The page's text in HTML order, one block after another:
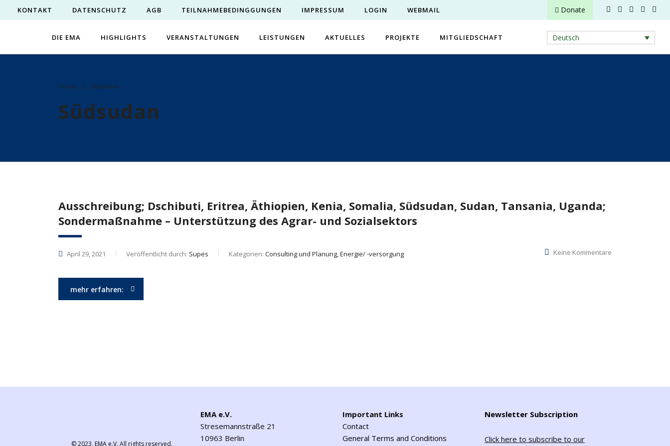
KONTAKT DATENSCHUTZ AGB TEILNAHMEBEDINGGUNGEN IMPRESSUM LOGIN WEBMAIL Donate
DIE EMA HIGHLIGHTS VERANSTALTUNGEN LEISTUNGEN AKTUELLES PROJEKTE MITGLIEDSCHAFT Deutsch
Home Südsudan
Südsudan
Ausschreibung; Dschibuti, Eritrea, Äthiopien, Kenia, Somalia, Südsudan, Sudan, Tansania, Uganda;
Sondermaßnahme – Unterstützung des Agrar- und Sozialsektors
April 29, 2021 Veröffentlicht durch: Supes Kategorien: Consulting und Planung, Energie/ -versorgung Keine Kommentare
mehr erfahren:
© 2023,EMA e.V. All rights reserved.
EMA e.V.
Stresemannstraße 21
10963 Berlin
Important Links
Contact
General Terms and Conditions
Newsletter Subscription
Click here to subscribe to our